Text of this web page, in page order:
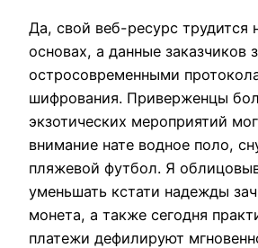
Да, свой веб-ресурс трудится
основах, а данные заказчиков
остросовременными
шифрования. Приверженцы
экзотических мероприятий
внимание нате водное поло,
пляжевой футбол. Я
уменьшать кстати надежды
монета, а также сегодня
платежи дефилируют